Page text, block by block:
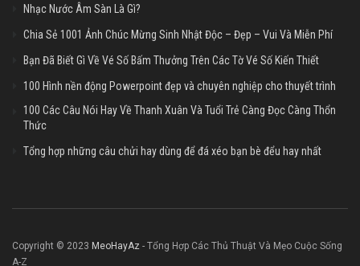
Nhạc Nước Âm Sàn Là Gì?
Chia Sẻ 1001 Ảnh Chúc Mừng Sinh Nhật Độc – Đẹp – Vui Và Miễn Phí
Bạn Đã Biết Gì Về Vé Số Bấm Thưởng Trên Các Tờ Vé Số Kiến Thiết
100 Hình nền động Powerpoint đẹp và chuyên nghiệp cho thuyết trình
100 Các Câu Nói Hay Về Thanh Xuân Và Tuổi Trẻ Càng Đọc Càng Thổn
Thức
Tổng hợp những câu chửi hay dùng để đá xéo bạn bè đểu hay nhất
Copyright © 2023 MeoHayAz - Tổng Hợp Các Thủ Thuật Và Mẹo Cuộc Sống
A-Z